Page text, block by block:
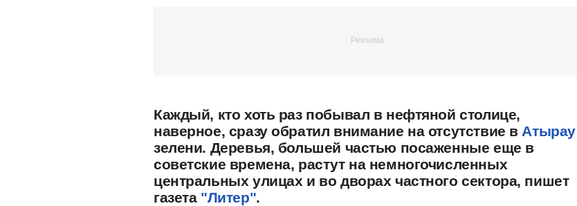
Каждый, кто хоть раз побывал в нефтяной столице,
наверное, сразу обратил внимание на отсутствие в Атырау
зелени. Деревья, большей частью посаженные еще в
советские времена, растут на немногочисленных
центральных улицах и во дворах частного сектора, пишет
газета "Литер".